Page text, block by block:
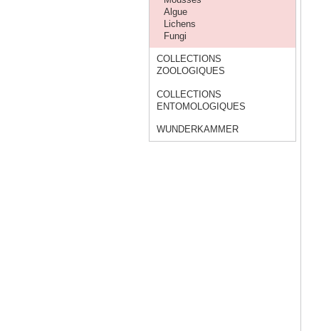
Algue
Lichens
Fungi
COLLECTIONS
ZOOLOGIQUES
COLLECTIONS
ENTOMOLOGIQUES
WUNDERKAMMER